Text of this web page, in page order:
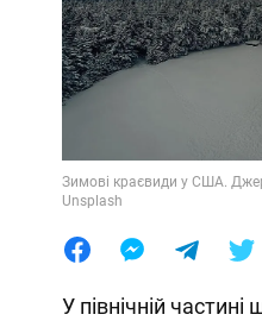
Зимові краєвиди у США.
Unsplash
У північній